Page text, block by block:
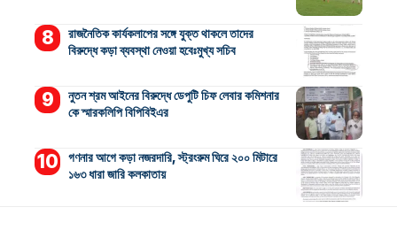
রাজনৈতিক কার্যকলাপের সঙ্গে যুক্ত থাকলে তাদের
বিরুদ্ধে কড়া ব্যবস্থা নেওয়া হবেঃমুখ্য সচিব
নুতন শ্রম আইনের বিরুদ্ধে ডেপুটি চিফ লেবার কমিশনার
কে স্মারকলিপি বিপিবিইএর
গণনার আগে কড়া নজরদারি, স্ট্রংরুম ঘিরে ২০০ মিটারে
১৬৩ ধারা জারি কলকাতায়